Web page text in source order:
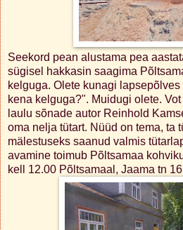
Seekord pean alustama pea
sügisel hakkasin saagima
kelguga. Olete kunagi
kena kelguga?". Muidugi olete.
laulu sõnade autor Reinhold
oma nelja tütart. Nüüd on tema, ta
mälestuseks saanud valmis
avamine toimub Põltsamaa
kell 12.00 Põltsamaal, Jaama tn